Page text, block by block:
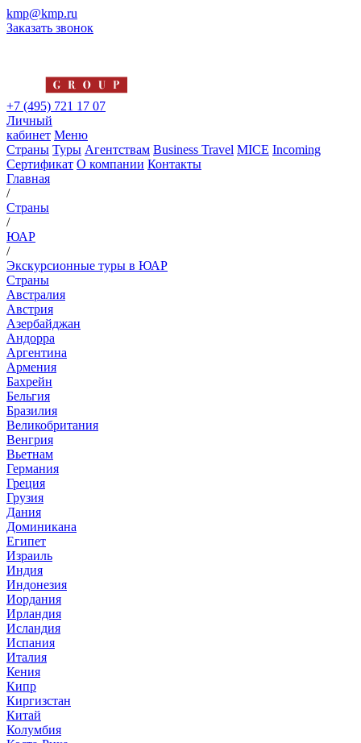
kmp@kmp.ru
Заказать звонок
+7 (495) 721 17 07
Личный
кабинет Меню
Страны Туры Агентствам Business Travel MICE Incoming
Сертификат О компании Контакты
Главная
/
Страны
/
ЮАР
/
Экскурсионные туры в ЮАР
Страны
Австралия
Австрия
Азербайджан
Андорра
Аргентина
Армения
Бахрейн
Бельгия
Бразилия
Великобритания
Венгрия
Вьетнам
Германия
Греция
Грузия
Дания
Доминикана
Египет
Израиль
Индия
Индонезия
Иордания
Ирландия
Исландия
Испания
Италия
Кения
Кипр
Киргизстан
Китай
Колумбия